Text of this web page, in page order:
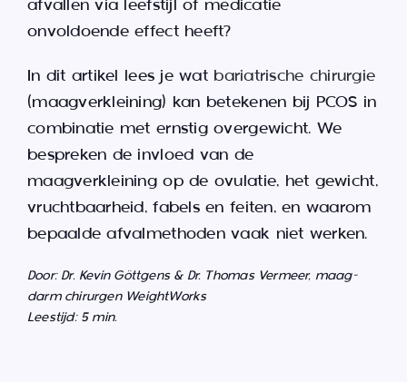
afvallen via leefstijl of medicatie
onvoldoende effect heeft?
In dit artikel lees je wat bariatrische chirurgie
(maagverkleining) kan betekenen bij PCOS in
combinatie met ernstig overgewicht. We
bespreken de invloed van de
maagverkleining op de ovulatie, het gewicht,
vruchtbaarheid, fabels en feiten, en waarom
bepaalde afvalmethoden vaak niet werken.
Door: Dr. Kevin Göttgens & Dr. Thomas Vermeer, maag-
darm chirurgen WeightWorks
Leestijd: 5 min.